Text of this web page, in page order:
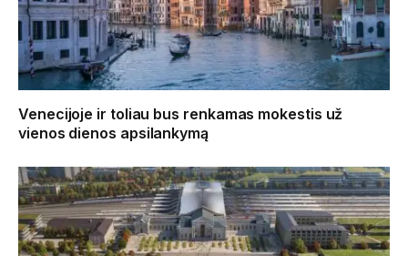
Venecijoje ir toliau bus renkamas mokestis už
vienos dienos apsilankymą